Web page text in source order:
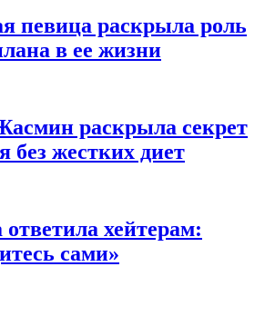
певица раскрыла роль
в ее жизни
раскрыла секрет
без жестких диет
ответила хейтерам:
сами»